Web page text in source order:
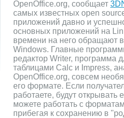
OpenOffice.org, сообщает
самых известных open
приложений давно и
основных приложений на
времени на него обращают
Windows. Главные
редактор Writer, программа
таблицами Calc и Impress,
OpenOffice.org, совсем
его формате. Если
работаете, будут
можете работать с
прибегая к сохранению в